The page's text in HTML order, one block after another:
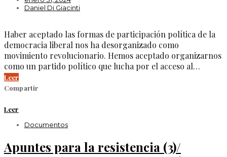
Daniel Di Giacinti
Haber aceptado las formas de participación política de la
democracia liberal nos ha desorganizado como
movimiento revolucionario. Hemos aceptado organizarnos
como un partido político que lucha por el acceso al…
Leer
Compartir
Leer
Documentos
Apuntes para la resistencia (3)/